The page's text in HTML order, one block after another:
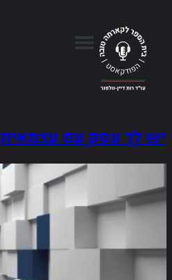
יש לך עסק עם עצמאית